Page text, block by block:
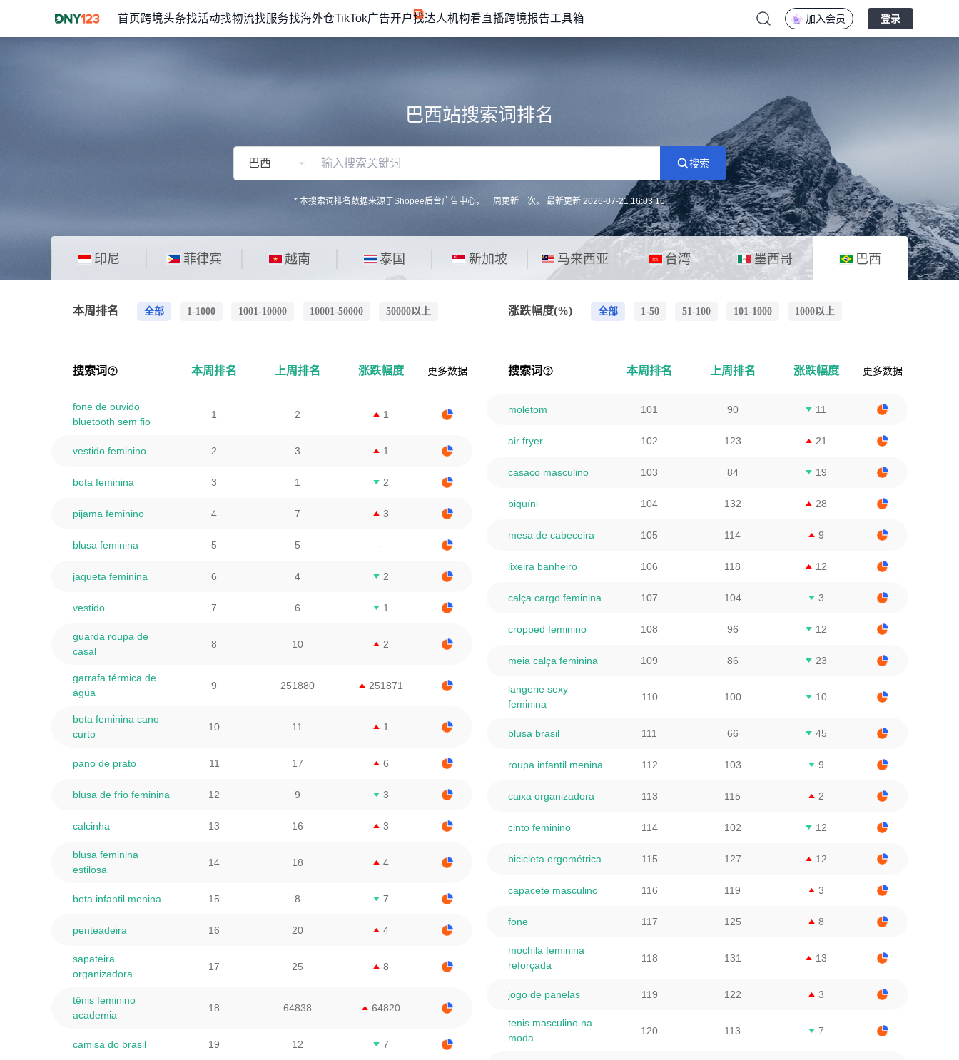
首页 跨境头条找活动找物流找服务找海外仓TikTok广告开户找达人机构看直播跨境报告工具箱 加入会员 登录
巴西站搜索词排名
巴西 搜索
* 本搜索词排名数据来源于Shopee后台广告中心，一周更新一次。 最新更新 2026-07-21 16:03:16
印尼 菲律宾 越南 泰国 新加坡 马来西亚 台湾 墨西哥 巴西
本周排名 全部 1-1000 1001-10000 10001-50000 50000以上 涨跌幅度(%) 全部 1-50 51-100 101-1000 1000以上
搜索词 本周排名 上周排名 涨跌幅度 更多数据 搜索词 本周排名 上周排名 涨跌幅度 更多数据
fone de ouvido
bluetooth sem fio
1 2 1
vestido feminino 2 3 1
bota feminina 3 1 2
pijama feminino 4 7 3
blusa feminina 5 5 -
jaqueta feminina 6 4 2
vestido 7 6 1
guarda roupa de
casal
8 10 2
garrafa térmica de
água
9 251880 251871
bota feminina cano
curto
10 11 1
pano de prato 11 17 6
blusa de frio feminina 12 9 3
calcinha 13 16 3
blusa feminina
estilosa
14 18 4
bota infantil menina 15 8 7
penteadeira 16 20 4
sapateira
organizadora
17 25 8
tênis feminino
academia
18 64838 64820
camisa do brasil 19 12 7
moletom 101 90 11
air fryer 102 123 21
casaco masculino 103 84 19
biquíni 104 132 28
mesa de cabeceira 105 114 9
lixeira banheiro 106 118 12
calça cargo feminina 107 104 3
cropped feminino 108 96 12
meia calça feminina 109 86 23
langerie sexy
feminina
110 100 10
blusa brasil 111 66 45
roupa infantil menina 112 103 9
caixa organizadora 113 115 2
cinto feminino 114 102 12
bicicleta ergométrica 115 127 12
capacete masculino 116 119 3
fone 117 125 8
mochila feminina
reforçada
118 131 13
jogo de panelas 119 122 3
tenis masculino na
moda
120 113 7